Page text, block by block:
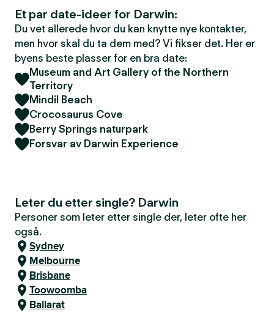
Et par date-ideer for Darwin:
Du vet allerede hvor du kan knytte nye kontakter,
men hvor skal du ta dem med? Vi fikser det. Her er
byens beste plasser for en bra date:
Museum and Art Gallery of the Northern
Territory
Mindil Beach
Crocosaurus Cove
Berry Springs naturpark
Forsvar av Darwin Experience
Leter du etter single? Darwin
Personer som leter etter single der, leter ofte her
også.
Sydney
Melbourne
Brisbane
Toowoomba
Ballarat